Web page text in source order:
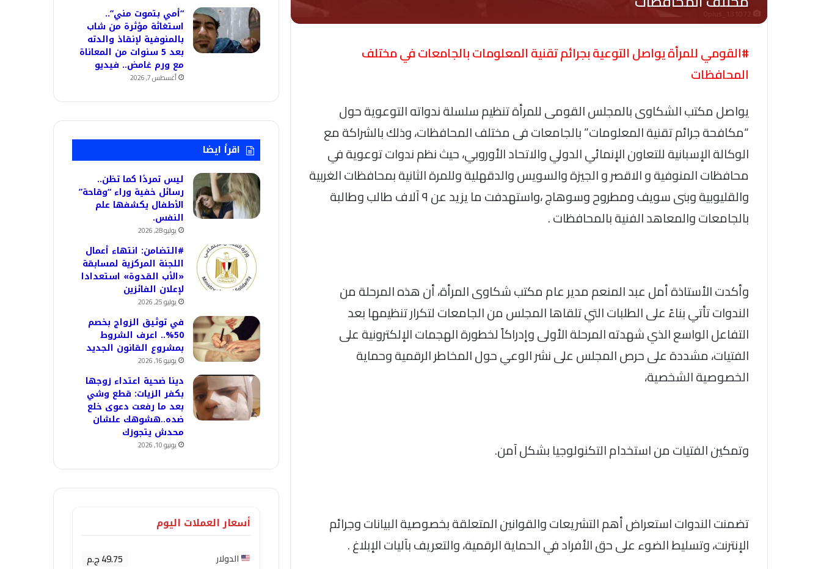
#القومي للمرأة يواصل التوعية بجرائم تقنية المعلومات بالجامعات في مختلف
المحافظات
يواصل مكتب الشكاوى بالمجلس القومى للمرأة تنظيم سلسلة ندواته التوعوية حول
“مكافحة جرائم تقنية المعلومات” بالجامعات فى مختلف المحافظات، وذلك بالشراكة مع
الوكالة الإسبانية للتعاون الإنمائي الدولي والاتحاد الأوروبي، حيث نظم ندوات توعوية في
محافظات المنوفية و الاقصر و الجيزة والسويس والدقهلية وللمرة الثانية بمحافظات الغربية
والقليوبية وبنى سويف ومطروح وسوهاج ،واستهدفت ما يزيد عن ٩ آلاف طالب وطالبة
بالجامعات والمعاهد الفنية بالمحافظات .
وأكدت الأستاذة أمل عبد المنعم مدير عام مكتب شكاوى المرأة، أن هذه المرحلة من
الندوات تأتي بناءً على الطلبات التي تلقاها المجلس من الجامعات لتكرار تنظيمها بعد
التفاعل الواسع الذي شهدته المرحلة الأولى وإدراكاً لخطورة الهجمات الإلكترونية على
الفتيات، مشددة على حرص المجلس على نشر الوعي حول المخاطر الرقمية وحماية
الخصوصية الشخصية،
وتمكين الفتيات من استخدام التكنولوجيا بشكل آمن.
تضمنت الندوات استعراض أهم التشريعات والقوانين المتعلقة بخصوصية البيانات وجرائم
الإنترنت، وتسليط الضوء على حق الأفراد في الحماية الرقمية، والتعريف بآليات الإبلاغ .
“أمي بتموت مني”..
استغاثة مؤثرة من شاب
بالمنوفية لإنقاذ والدته
بعد 5 سنوات من المعاناة
مع ورم غامض.. فيديو
أغسطس 7, 2026
اقرأ ايضا
ليس تمردًا كما تظن..
رسائل خفية وراء “وقاحة”
الأطفال يكشفها علم
النفس.
يوليو 28, 2026
#التضامن: انتهاء أعمال
اللجنة المركزية لمسابقة
«الأب القدوة» استعدادا
لإعلان الفائزين
يوليو 25, 2026
في توثيق الزواج بخصم
50%.. اعرف الشروط
بمشروع القانون الجديد
يونيو 16, 2026
دينا ضحية اعتداء زوجها
بكفر الزيات: قطع وشي
بعد ما رفعت دعوى خلع
ضده..هشوهك علشان
محدش يتجوزك
يونيو 10, 2026
أسعار العملات اليوم
الدولار 49.75 ج.م